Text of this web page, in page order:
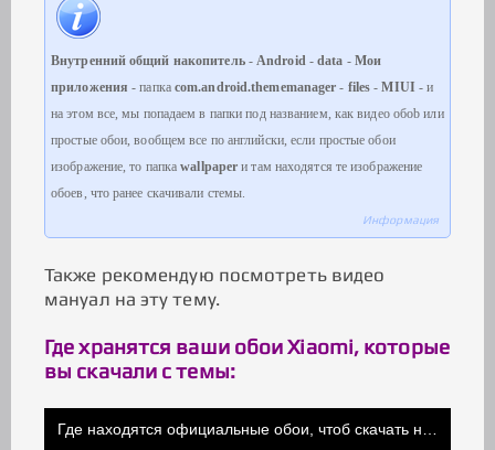
Внутренний общий накопитель-Android-data - Мои
приложения- папка com.android.thememanager- files -MIUI - и
на этом все, мы попадаем в папки под названием, как видео обоb или
простые обои, вообщем все по английски, если простые обои
изображение, то папкаwallpaper и там находятся те изображение
обоев, что ранее скачивали стемы.
Информация
Также рекомендую посмотреть видео
мануал на эту тему.
Где хранятся ваши обои Xiaomi, которые
вы скачали с темы: